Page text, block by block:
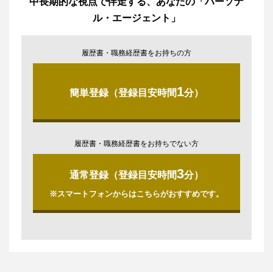
ル・エージェント」
履歴書・職務経歴書をお持ちの方
簡単登録（登録目安時間1分）
履歴書・職務経歴書をお持ちでない方
通常登録（登録目安時間3分）
※スマートフォンからはこちらがおすすめです。